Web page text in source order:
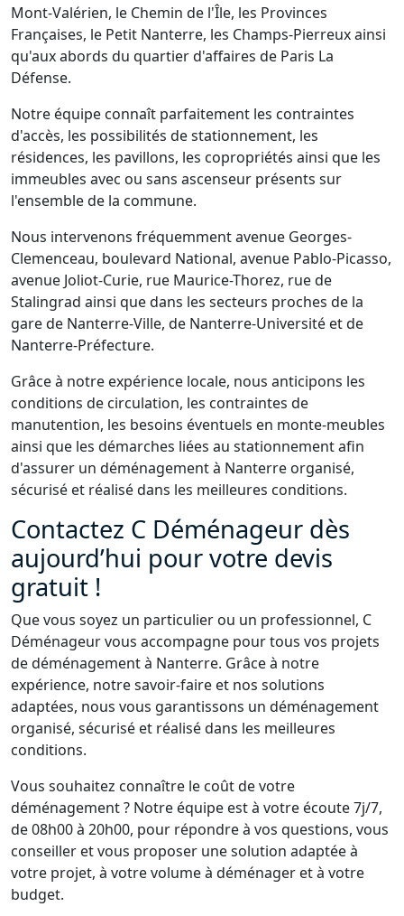
Mont-Valérien, le Chemin de l'Île, les Provinces
Françaises, le Petit Nanterre, les Champs-Pierreux ainsi
qu'aux abords du quartier d'affaires de Paris La
Défense.
Notre équipe connaît parfaitement les contraintes
d'accès, les possibilités de stationnement, les
résidences, les pavillons, les copropriétés ainsi que les
immeubles avec ou sans ascenseur présents sur
l'ensemble de la commune.
Nous intervenons fréquemment avenue Georges-
Clemenceau, boulevard National, avenue Pablo-Picasso,
avenue Joliot-Curie, rue Maurice-Thorez, rue de
Stalingrad ainsi que dans les secteurs proches de la
gare de Nanterre-Ville, de Nanterre-Université et de
Nanterre-Préfecture.
Grâce à notre expérience locale, nous anticipons les
conditions de circulation, les contraintes de
manutention, les besoins éventuels en monte-meubles
ainsi que les démarches liées au stationnement afin
d'assurer un déménagement à Nanterre organisé,
sécurisé et réalisé dans les meilleures conditions.
Contactez C Déménageur dès
aujourd’hui pour votre devis
gratuit !
Que vous soyez un particulier ou un professionnel, C
Déménageur vous accompagne pour tous vos projets
de déménagement à Nanterre. Grâce à notre
expérience, notre savoir-faire et nos solutions
adaptées, nous vous garantissons un déménagement
organisé, sécurisé et réalisé dans les meilleures
conditions.
Vous souhaitez connaître le coût de votre
déménagement ? Notre équipe est à votre écoute 7j/7,
de 08h00 à 20h00, pour répondre à vos questions, vous
conseiller et vous proposer une solution adaptée à
votre projet, à votre volume à déménager et à votre
budget.